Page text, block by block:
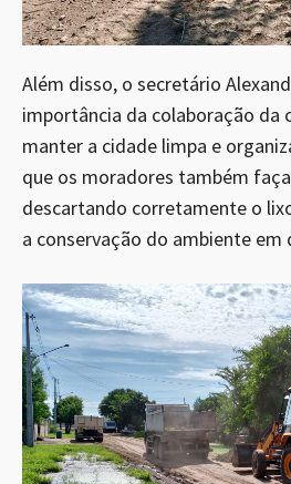
Além disso, o secretário
importância da colaboração da
manter a cidade limpa e
que os moradores também
descartando corretamente o
a conservação do ambiente em